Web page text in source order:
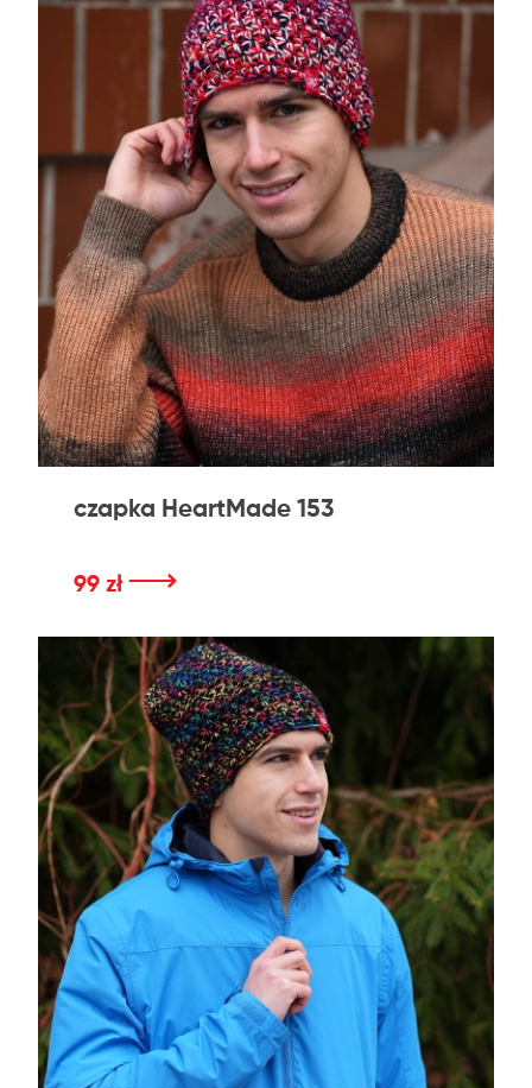
czapka HeartMade 153
99 zł ⟶